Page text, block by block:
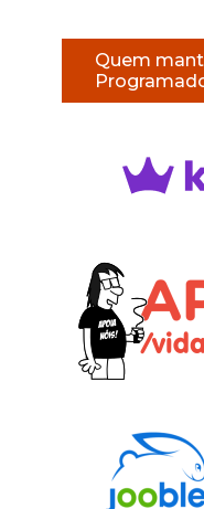
Quem